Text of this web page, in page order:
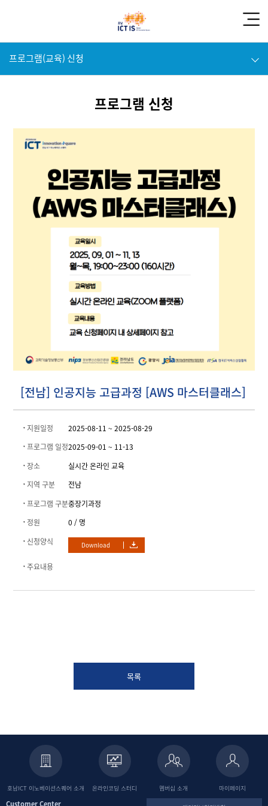
프로그램(교육) 신청
프로그램 신청
[전남] 인공지능 고급과정 [AWS 마스터클래스]
지원일정 2025-08-11 ~ 2025-08-29
프로그램 일정2025-09-01 ~ 11-13
장소
실시간 온라인 교육
지역 구분
전남
프로그램 구분중장기과정
정원
0 / 명
신청양식
Download
주요내용
목록
호남ICT 이노베이션스퀘어소개 온라인코딩스터디 멤버십 소개 마이페이지
Customer Center